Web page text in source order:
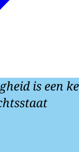
is een